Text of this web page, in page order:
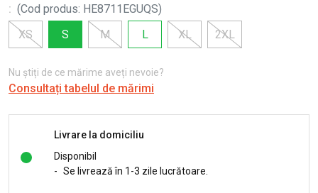
: (Cod produs: HE8711EGUQS)
XS
S M L XL 2XL
Nu știți de ce mărime aveți nevoie?
Consultați tabelul de mărimi
Livrare la domiciliu
Disponibil
- Se livrează în 1-3 zile lucrătoare.